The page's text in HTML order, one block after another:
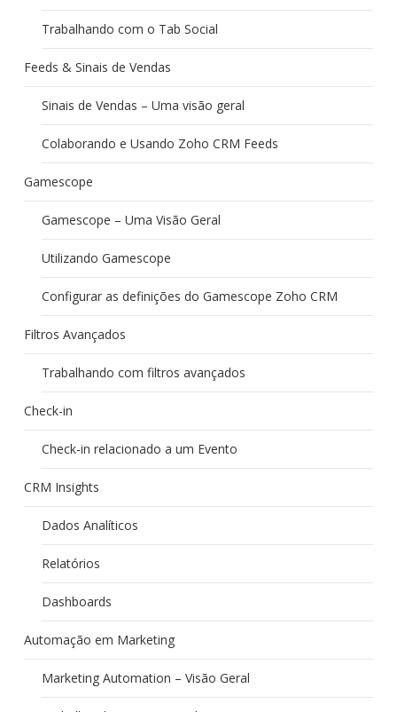
Trabalhando com o Tab Social
Feeds & Sinais de Vendas
Sinais de Vendas – Uma visão geral
Colaborando e Usando Zoho CRM Feeds
Gamescope
Gamescope – Uma Visão Geral
Utilizando Gamescope
Configurar as definições do Gamescope Zoho CRM
Filtros Avançados
Trabalhando com filtros avançados
Check-in
Check-in relacionado a um Evento
CRM Insights
Dados Analíticos
Relatórios
Dashboards
Automação em Marketing
Marketing Automation – Visão Geral